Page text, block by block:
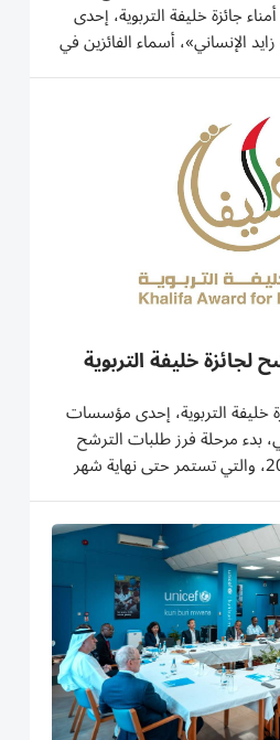
جائزة خليفة التربوية، إحدى
أسماء الفائزين في
الدورة التاسعة عشرة للجائزة 2026 وعددهم 40 فائزاً وفائزة
لجائزة خليفة التربوية
خليفة التربوية، إحدى مؤسسات
بدء مرحلة فرز طلبات الترشح
للدورة التاسعة عشرة 2026، والتي تستمر حتى نهاية شهر
إلى مراحل التحكيم والتقييم
وأكدت الأمانة العامة أن...